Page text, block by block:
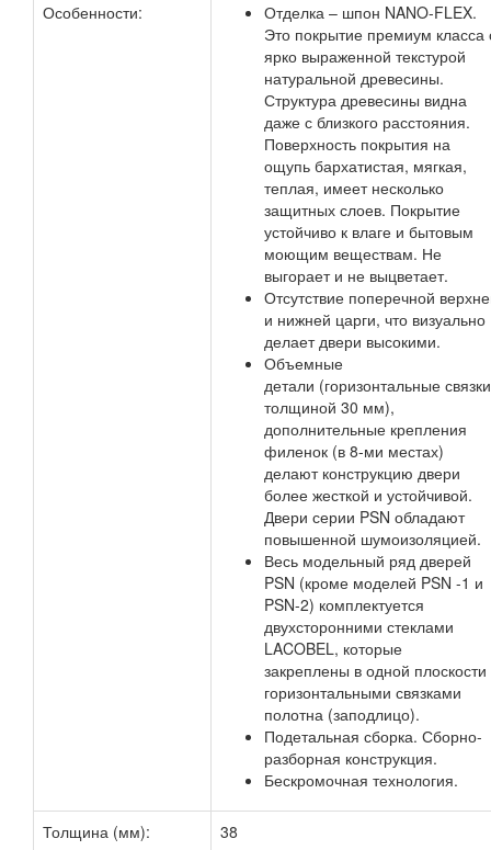
Особенности:
Отделка – шпон NANO-FLEX.
Это покрытие премиум класса
ярко выраженной текстурой
натуральной древесины.
Структура древесины видна
даже с близкого расстояния.
Поверхность покрытия на
ощупь бархатистая, мягкая,
теплая, имеет несколько
защитных слоев. Покрытие
устойчиво к влаге и бытовым
моющим веществам. Не
выгорает и не выцветает.
Отсутствие поперечной
и нижней царги, что визуально
делает двери высокими.
Объемные
детали (горизонтальные связки
толщиной 30 мм),
дополнительные крепления
филенок (в 8-ми местах)
делают конструкцию двери
более жесткой и устойчивой.
Двери серии PSN обладают
повышенной шумоизоляцией.
Весь модельный ряд дверей
PSN (кроме моделей PSN -1 и
PSN-2) комплектуется
двухсторонними стеклами
LACOBEL, которые
закреплены в одной плоскости
горизонтальными связками
полотна (заподлицо).
Подетальная сборка. Сборно-
разборная конструкция.
Бескромочная технология.
Толщина (мм):
38